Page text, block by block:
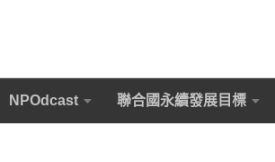
NPOdcast 聯合國永續發展目標